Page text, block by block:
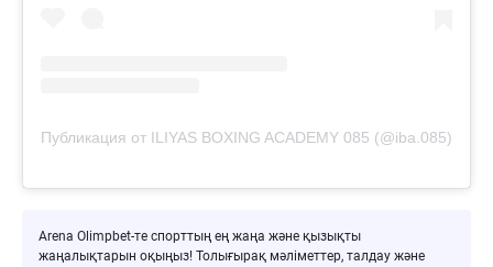
Публикация от ILIYAS BOXING ACADEMY 085 (@iba.085)
Arena Olimpbet-те спорттың ең жаңа және қызықты
жаңалықтарын оқыңыз! Толығырақ мәліметтер, талдау және